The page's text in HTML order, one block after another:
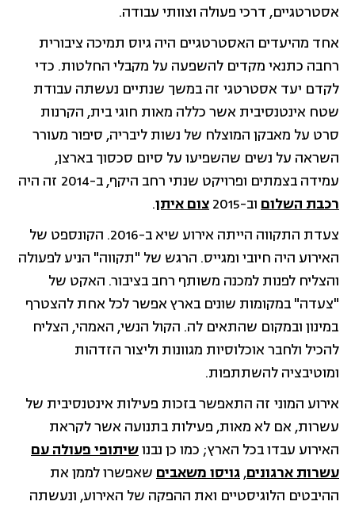
אסטרטגיים, דרכי פעולה וצוותי עבודה.
אחד מהיעדים האסטרטגיים היה גיוס תמיכה ציבורית
רחבה כתנאי מקדים להשפעה על מקבלי החלטות. כדי
לקדם יעד אסטרטגי זה במשך שנתיים נעשתה עבודת
שטח אינטנסיבית אשר כללה מאות חוגי בית, הקרנות
סרט על מאבקן המוצלח של נשות ליבריה, סיפור מעורר
השראה על נשים שהשפיעו על סיום סכסוך בארצן,
עמידה בצמתים ופרויקט שנתי רחב היקף, ב-2014 זה היה
רכבת השלום וב-2015 צום איתן.
צעדת התקווה הייתה אירוע שיא ב-2016. הקונספט של
האירוע היה חיובי ומגייס. הרגש של "תקווה" הניע לפעולה
והצליח לפנות למכנה משותף רחב בציבור. האקט של
"צעדה" במקומות שונים בארץ אפשר לכל אחת להצטרף
במינון ובמקום שהתאים לה. הקול הנשי, האמהי, הצליח
להכיל ולחבר אוכלוסיות מגוונות וליצור הזדהות
ומוטיבציה להשתתפות.
אירוע המוני זה התאפשר בזכות פעילות אינטנסיבית של
עשרות, אם לא מאות, פעילות בתנועה אשר לקראת
האירוע עבדו בכל הארץ; כמו כן נבנושיתופי פעולה עם
עשרות ארגונים,גויסו משאבים שאפשרו לממן את
ההיבטים הלוגיסטיים ואת ההפקה של האירוע, ונעשתה